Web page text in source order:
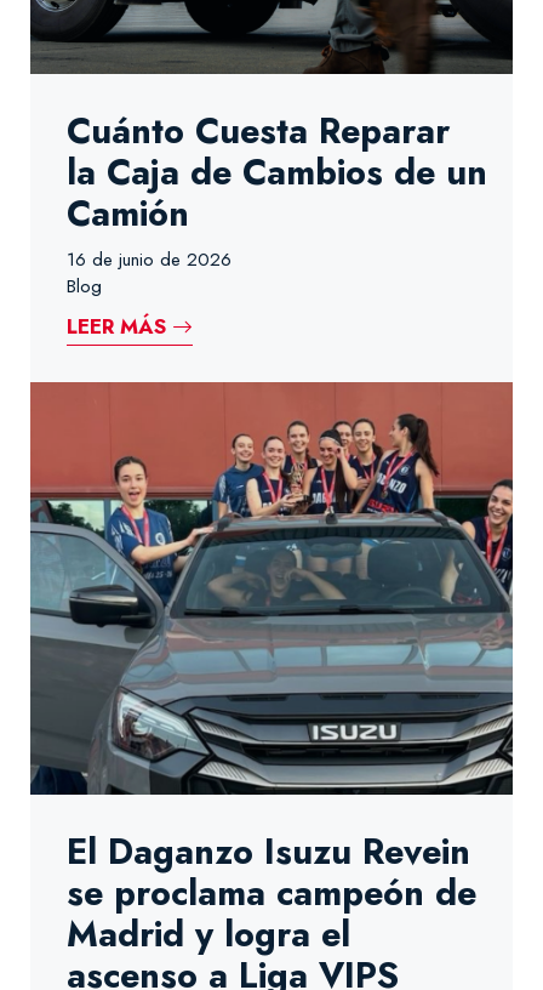
Cuánto Cuesta Reparar
la Caja de Cambios de un
Camión
16 de junio de 2026
Blog
LEER MÁS
El Daganzo Isuzu Revein
se proclama campeón de
Madrid y logra el
ascenso a Liga VIPS